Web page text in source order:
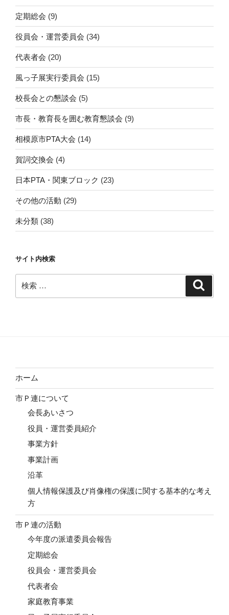
定期総会 (9)
役員会・運営委員会 (34)
代表者会 (20)
風っ子展実行委員会 (15)
校長会との懇談会 (5)
市長・教育長を囲む教育懇談会 (9)
相模原市PTA大会 (14)
賀詞交換会 (4)
日本PTA・関東ブロック (23)
その他の活動 (29)
未分類 (38)
サイト内検索
索:
ホーム
市Ｐ連について
会長あいさつ
役員・運営委員紹介
事業方針
事業計画
沿革
個人情報保護及び肖像権の保護に関する基本的な考え
方
市Ｐ連の活動
今年度の派遣委員会報告
定期総会
役員会・運営委員会
代表者会
家庭教育事業